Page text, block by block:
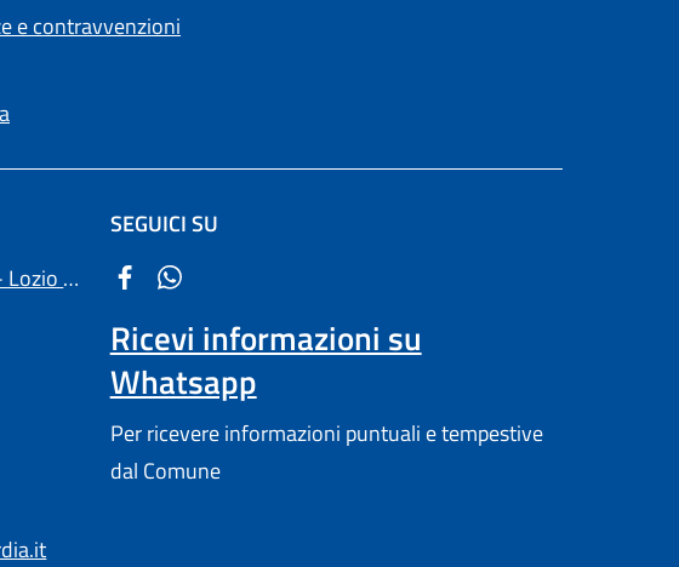
e contravvenzioni
(BS)
(apre in un'altra scheda).
SEGUICI SU
Ricevi informazioni su
Whatsapp
Per ricevere informazioni puntuali e tempestive
dal Comune